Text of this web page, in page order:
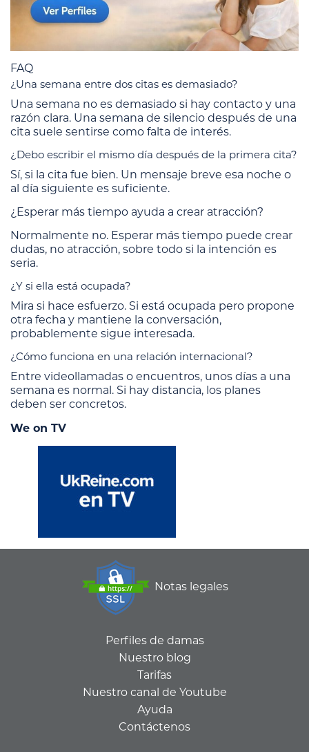
FAQ
¿Una semana entre dos citas es demasiado?
Una semana no es demasiado si hay contacto y una
razón clara. Una semana de silencio después de una
cita suele sentirse como falta de interés.
¿Debo escribir el mismo día después de la primera cita?
Sí, si la cita fue bien. Un mensaje breve esa noche o
al día siguiente es suficiente.
¿Esperar más tiempo ayuda a crear atracción?
Normalmente no. Esperar más tiempo puede crear
dudas, no atracción, sobre todo si la intención es
seria.
¿Y si ella está ocupada?
Mira si hace esfuerzo. Si está ocupada pero propone
otra fecha y mantiene la conversación,
probablemente sigue interesada.
¿Cómo funciona en una relación internacional?
Entre videollamadas o encuentros, unos días a una
semana es normal. Si hay distancia, los planes
deben ser concretos.
We on TV
Notas legales
Perfiles de damas
Nuestro blog
Tarifas
Nuestro canal de Youtube
Ayuda
Contáctenos